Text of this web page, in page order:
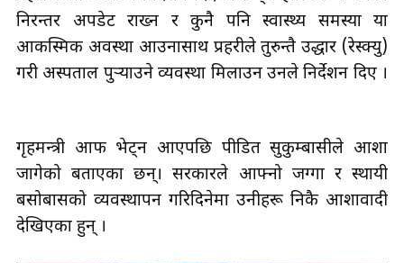
निरन्तर अपडेट राख्न र कुनै पनि स्वास्थ्य समस्या या
आकस्मिक अवस्था आउनासाथ प्रहरीले तुरुन्तै उद्धार (रेस्क्यु)
गरी अस्पताल पुर्‍याउने व्यवस्था मिलाउन उनले निर्देशन दिए ।
गृहमन्त्री आफैँ भेट्न आएपछि पीडित सुकुम्बासीले आशा
जागेको बताएका छन्। सरकारले आफ्नो जग्गा र स्थायी
बसोबासको व्यवस्थापन गरिदिनेमा उनीहरू निकै आशावादी
देखिएका हुन् ।